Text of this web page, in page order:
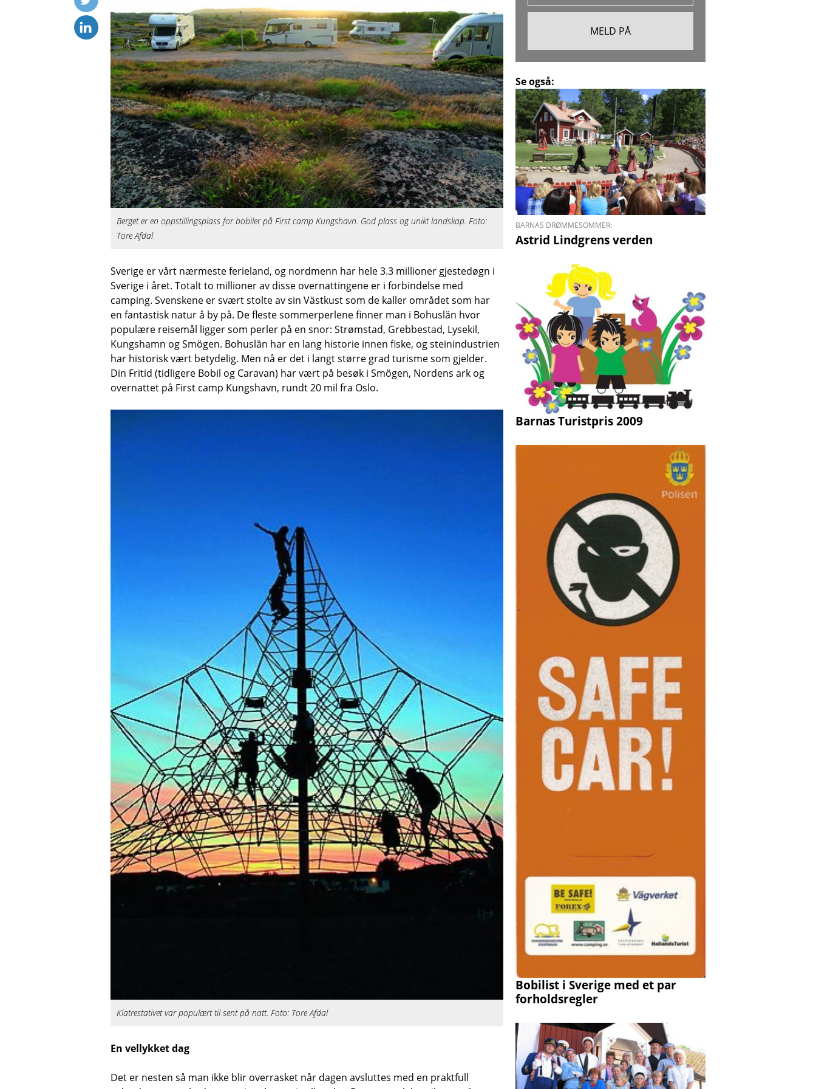
Berget er en oppstillingsplass for bobiler på First camp Kungshavn. God plass og unikt landskap. Foto:
Tore Afdal
Sverige er vårt nærmeste ferieland, og nordmenn har hele 3.3 millioner gjestedøgn i
Sverige i året. Totalt to millioner av disse overnattingene er i forbindelse med
camping. Svenskene er svært stolte av sin Västkust som de kaller området som har
en fantastisk natur å by på. De fleste sommerperlene finner man i Bohuslän hvor
populære reisemål ligger som perler på en snor: Strømstad, Grebbestad, Lysekil,
Kungshamn og Smögen. Bohuslän har en lang historie innen fiske, og steinindustrien
har historisk vært betydelig. Men nå er det i langt større grad turisme som gjelder.
Din Fritid (tidligere Bobil og Caravan) har vært på besøk i Smögen, Nordens ark og
overnattet på First camp Kungshavn, rundt 20 mil fra Oslo.
Klatrestativet var populært til sent på natt. Foto: Tore Afdal
En vellykket dag
Det er nesten så man ikke blir overrasket når dagen avsluttes med en praktfull
Se også:
BARNAS DRØMMESOMMER:
Astrid Lindgrens verden
Barnas Turistpris 2009
Bobilist i Sverige med et par
forholdsregler